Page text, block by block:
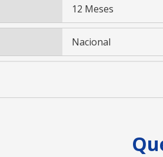
12 Meses
Nacional